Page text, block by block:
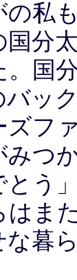
私
国分
。国
バッ
ズフ
みつ
とう
はま
な暮